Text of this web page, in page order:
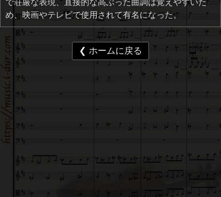
で荘厳な表現、直接的な高ぶった曲調は覚えやすいた
め、映画やテレビで使用されて有名になった。
❮ ホームに戻る